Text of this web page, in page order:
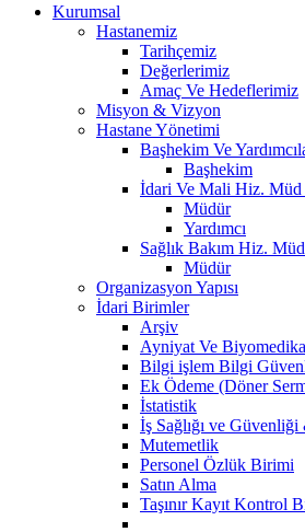
Kurumsal
Hastanemiz
Tarihçemiz
Değerlerimiz
Amaç Ve Hedeflerimiz
Misyon & Vizyon
Hastane Yönetimi
Başhekim Ve
Başhekim
İdari Ve Mali Hiz. Müd
Müdür
Yardımcı
Sağlık Bakım Hiz. Müd
Müdür
Organizasyon Yapısı
İdari Birimler
Arşiv
Ayniyat Ve
Bilgi işlem Bilgi
Ek Ödeme (Döner
İstatistik
İş Sağlığı ve
Mutemetlik
Personel Özlük Birimi
Satın Alma
Taşınır Kayıt Kontrol